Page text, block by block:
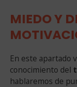
MIEDO Y
En este apartado
conocimiento del
hablaremos de